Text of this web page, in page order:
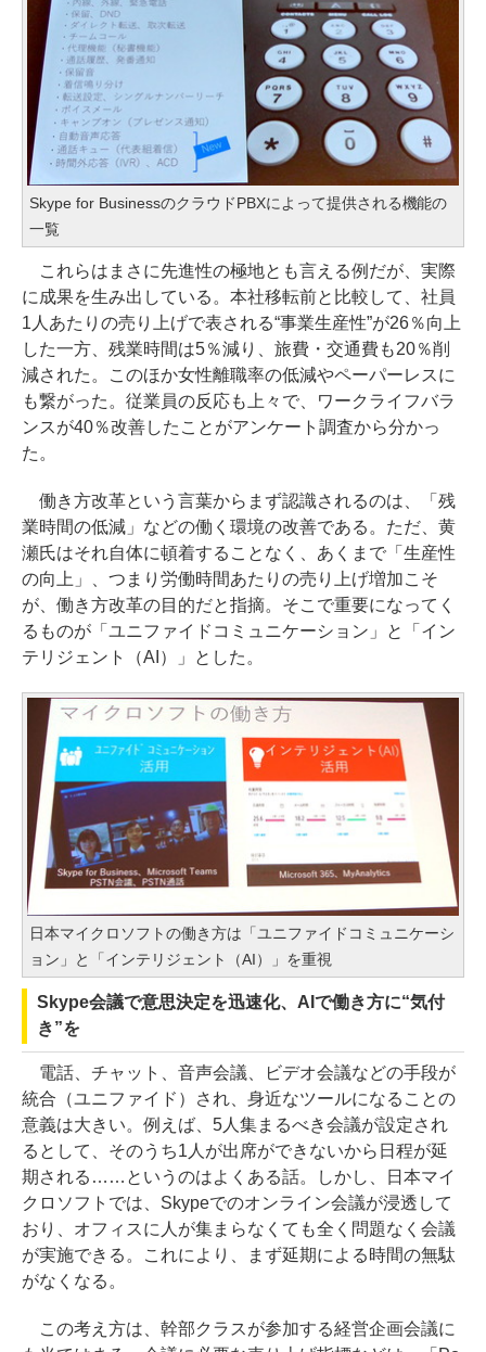
Skype for BusinessのクラウドPBXによって提供される機能の
一覧
これらはまさに先進性の極地とも言える例だが、実際
に成果を生み出している。本社移転前と比較して、社員
1人あたりの売り上げで表される“事業生産性”が26％向上
した一方、残業時間は5％減り、旅費・交通費も20％削
減された。このほか女性離職率の低減やペーパーレスに
も繋がった。従業員の反応も上々で、ワークライフバラ
ンスが40％改善したことがアンケート調査から分かっ
た。
働き方改革という言葉からまず認識されるのは、「残
業時間の低減」などの働く環境の改善である。ただ、黄
瀬氏はそれ自体に頓着することなく、あくまで「生産性
の向上」、つまり労働時間あたりの売り上げ増加こそ
が、働き方改革の目的だと指摘。そこで重要になってく
るものが「ユニファイドコミュニケーション」と「イン
テリジェント（AI）」とした。
日本マイクロソフトの働き方は「ユニファイドコミュニケーシ
ョン」と「インテリジェント（AI）」を重視
Skype会議で意思決定を迅速化、AIで働き方に“気付
き”を
電話、チャット、音声会議、ビデオ会議などの手段が
統合（ユニファイド）され、身近なツールになることの
意義は大きい。例えば、5人集まるべき会議が設定され
るとして、そのうち1人が出席ができないから日程が延
期される……というのはよくある話。しかし、日本マイ
クロソフトでは、Skypeでのオンライン会議が浸透して
おり、オフィスに人が集まらなくても全く問題なく会議
が実施できる。これにより、まず延期による時間の無駄
がなくなる。
この考え方は、幹部クラスが参加する経営企画会議に